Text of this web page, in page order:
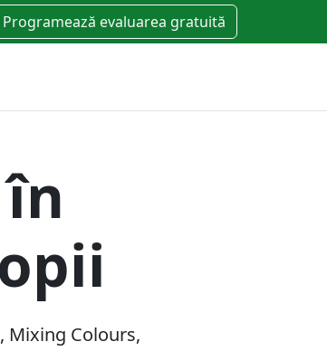
Programează evaluarea gratuită
Mixing Colours,